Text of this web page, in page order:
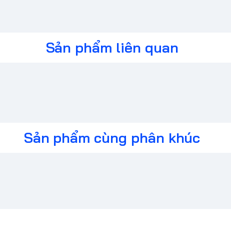
mang lại tốc độ phản hồi chỉ 1ms,
và thoải mái.
Sản phẩm liên quan
Sản phẩm cùng phân khúc